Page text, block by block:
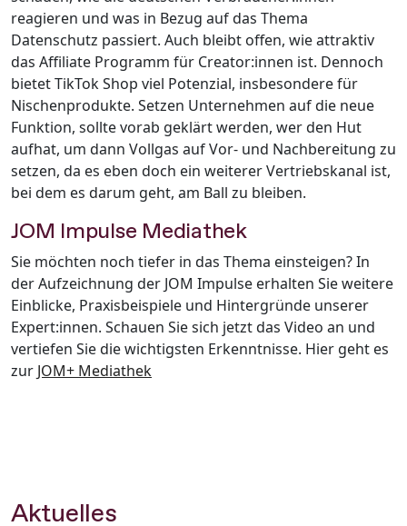
reagieren und was in Bezug auf das Thema
Datenschutz passiert. Auch bleibt offen, wie attraktiv
das Affiliate Programm für Creator:innen ist. Dennoch
bietet TikTok Shop viel Potenzial, insbesondere für
Nischenprodukte. Setzen Unternehmen auf die neue
Funktion, sollte vorab geklärt werden, wer den Hut
aufhat, um dann Vollgas auf Vor- und Nachbereitung zu
setzen, da es eben doch ein weiterer Vertriebskanal ist,
bei dem es darum geht, am Ball zu bleiben.
JOM Impulse Mediathek
Sie möchten noch tiefer in das Thema einsteigen? In
der Aufzeichnung der JOM Impulse erhalten Sie weitere
Einblicke, Praxisbeispiele und Hintergründe unserer
Expert:innen. Schauen Sie sich jetzt das Video an und
vertiefen Sie die wichtigsten Erkenntnisse. Hier geht es
zur JOM+ Mediathek
Aktuelles